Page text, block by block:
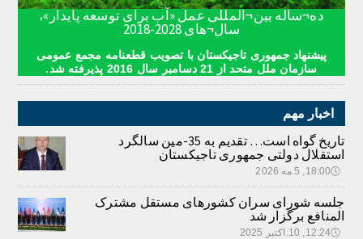
ده¬ساله بین¬المللی عمل «آب برای توسعه پایدار»،
سال¬های 2028-2018
پیشنهاد جمهوری تاجیکستان با تصویب قطعنامه مجمع عمومی
سازمان ملل متحد از 21 دسامبر سال 2016 پذیرفته شد.
اخبار مهم
تاریخ گواه است… تقدیم به 35-مین سالگرد
استقلال دولتی جمهوری تاجیکستان
🕔18:00, 5.مه 2026
جلسه شورای سران کشورهای مستقل مشترک
المنافع برگزار شد
🕔12:24, 10.اکتبر 2025